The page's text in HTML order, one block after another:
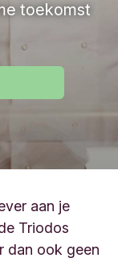
toekomst
aan je
Triodos
dan ook geen